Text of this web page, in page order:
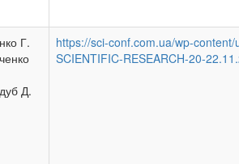
Г.
Д.
https://sci-conf.com.ua/wp-
SCIENTIFIC-RESEARCH-20-